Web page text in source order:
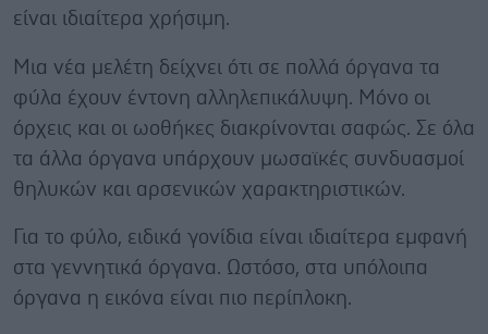
είναι ιδιαίτερα χρήσιμη.
Μια νέα μελέτη δείχνει ότι σε πολλά όργανα τα
φύλα έχουν έντονη αλληλεπικάλυψη. Μόνο οι
όρχεις και οι ωοθήκες διακρίνονται σαφώς. Σε όλα
τα άλλα όργανα υπάρχουν μωσαϊκές συνδυασμοί
θηλυκών και αρσενικών χαρακτηριστικών.
Για το φύλο, ειδικά γονίδια είναι ιδιαίτερα εμφανή
στα γεννητικά όργανα. Ωστόσο, στα υπόλοιπα
όργανα η εικόνα είναι πιο περίπλοκη.